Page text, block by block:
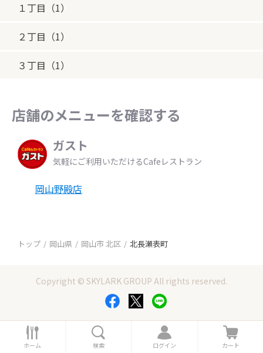
１丁目（1）
２丁目（1）
３丁目（1）
店舗のメニューを確認する
ガスト
気軽にご利用いただけるCafeレストラン
岡山野殿店
トップ 岡山県 岡山市 北区 北長瀬表町
Copyright © SKYLARK GROUP All rights reserved.
ホ
ー
ホーム 索
検索
ロ
グ
ログイン
カ
ー
カート